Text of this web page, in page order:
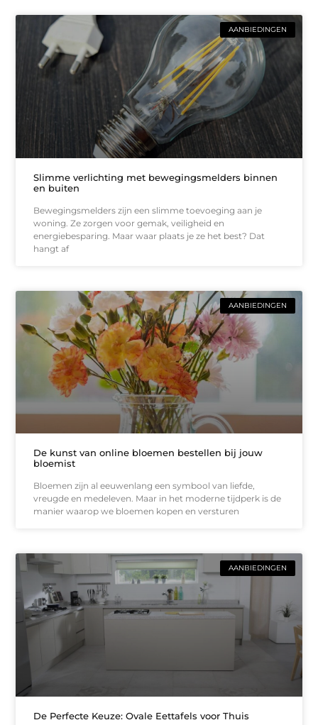
AANBIEDINGEN
Slimme verlichting met bewegingsmelders binnen
en buiten
Bewegingsmelders zijn een slimme toevoeging aan je
woning. Ze zorgen voor gemak, veiligheid en
energiebesparing. Maar waar plaats je ze het best? Dat
hangt af
AANBIEDINGEN
De kunst van online bloemen bestellen bij jouw
bloemist
Bloemen zijn al eeuwenlang een symbool van liefde,
vreugde en medeleven. Maar in het moderne tijdperk is de
manier waarop we bloemen kopen en versturen
AANBIEDINGEN
De Perfecte Keuze: Ovale Eettafels voor Thuis